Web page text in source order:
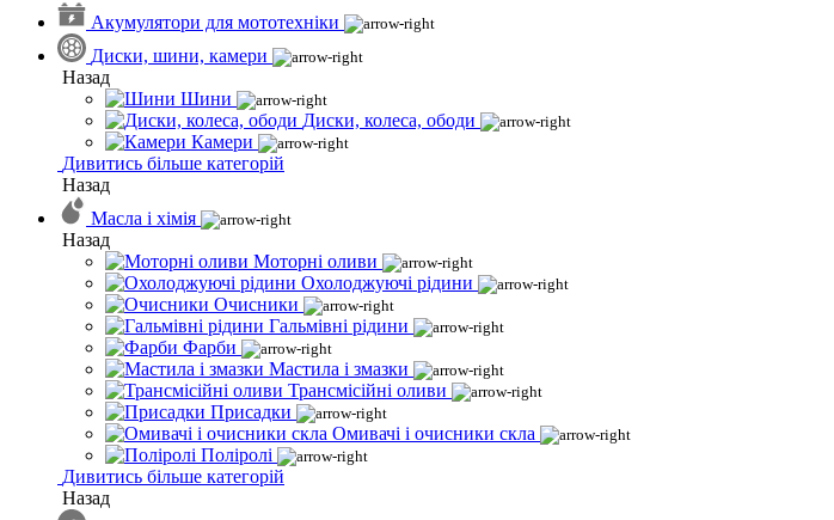
Акумулятори для мототехніки
Диски, шини, камери
Назад
Шини
Диски, колеса, ободи
Камери
Дивитись більше категорій
Назад
Масла і хімія
Назад
Моторні оливи
Охолоджуючі рідини
Очисники
Гальмівні рідини
Фарби
Мастила і змазки
Трансмісійні оливи
Присадки
Омивачі і очисники скла
Поліролі
Дивитись більше категорій
Назад